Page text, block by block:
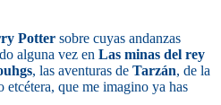
Potter sobre cuyas andanzas
alguna vez en Las minas del rey
, las aventuras de Tarzán, de la
que me imagino ya has